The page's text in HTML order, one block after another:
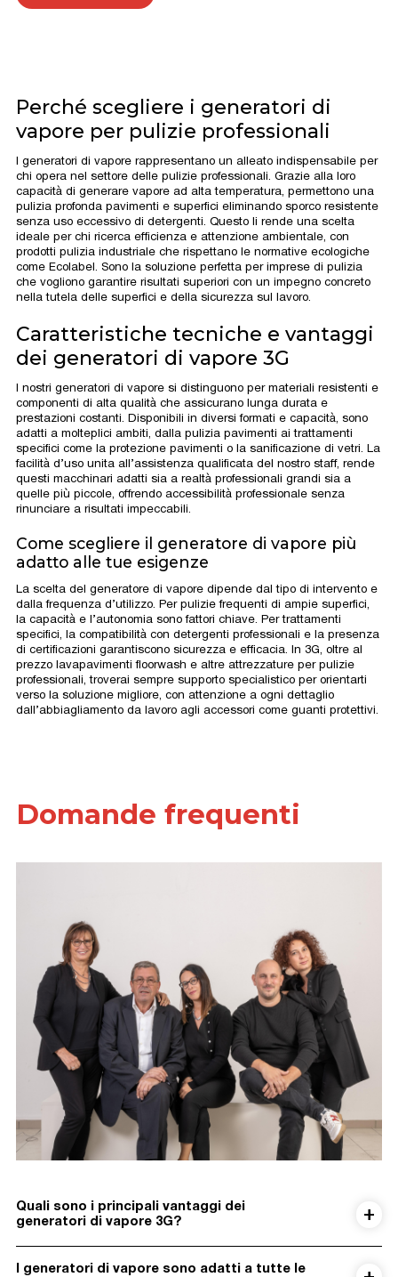
Perché scegliere i generatori di
vapore per pulizie professionali
I generatori di vapore rappresentano un alleato indispensabile per
chi opera nel settore delle pulizie professionali. Grazie alla loro
capacità di generare vapore ad alta temperatura, permettono una
pulizia profonda pavimenti e superfici eliminando sporco resistente
senza uso eccessivo di detergenti. Questo li rende una scelta
ideale per chi ricerca efficienza e attenzione ambientale, con
prodotti pulizia industriale che rispettano le normative ecologiche
come Ecolabel. Sono la soluzione perfetta per imprese di pulizia
che vogliono garantire risultati superiori con un impegno concreto
nella tutela delle superfici e della sicurezza sul lavoro.
Caratteristiche tecniche e vantaggi
dei generatori di vapore 3G
I nostri generatori di vapore si distinguono per materiali resistenti e
componenti di alta qualità che assicurano lunga durata e
prestazioni costanti. Disponibili in diversi formati e capacità, sono
adatti a molteplici ambiti, dalla pulizia pavimenti ai trattamenti
specifici come la protezione pavimenti o la sanificazione di vetri. La
facilità d’uso unita all’assistenza qualificata del nostro staff, rende
questi macchinari adatti sia a realtà professionali grandi sia a
quelle più piccole, offrendo accessibilità professionale senza
rinunciare a risultati impeccabili.
Come scegliere il generatore di vapore più
adatto alle tue esigenze
La scelta del generatore di vapore dipende dal tipo di intervento e
dalla frequenza d’utilizzo. Per pulizie frequenti di ampie superfici,
la capacità e l’autonomia sono fattori chiave. Per trattamenti
specifici, la compatibilità con detergenti professionali e la presenza
di certificazioni garantiscono sicurezza e efficacia. In 3G, oltre al
prezzo lavapavimenti floorwash e altre attrezzature per pulizie
professionali, troverai sempre supporto specialistico per orientarti
verso la soluzione migliore, con attenzione a ogni dettaglio
dall’abbiagliamento da lavoro agli accessori come guanti protettivi.
Domande frequenti
Quali sono i principali vantaggi dei
generatori di vapore 3G?
I generatori di vapore sono adatti a tutte le